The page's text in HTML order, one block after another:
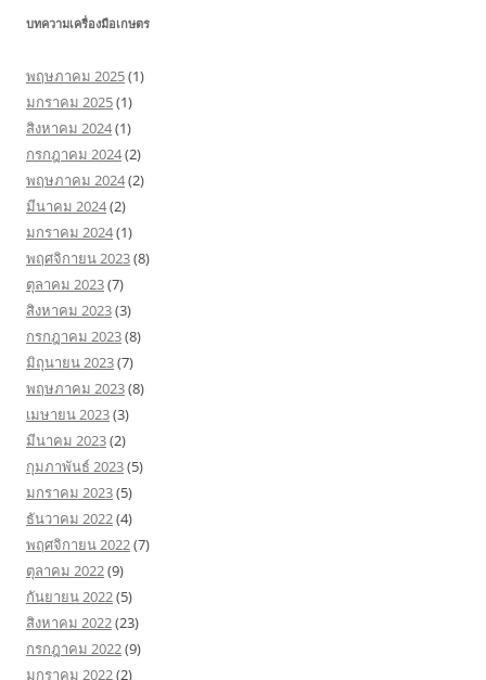
บทความเครื่องมือเกษตร
พฤษภาคม 2025(1)
มกราคม 2025(1)
สิงหาคม 2024(1)
กรกฎาคม 2024(2)
พฤษภาคม 2024(2)
มีนาคม 2024(2)
มกราคม 2024(1)
พฤศจิกายน 2023(8)
ตุลาคม 2023(7)
สิงหาคม 2023(3)
กรกฎาคม 2023(8)
มิถุนายน 2023(7)
พฤษภาคม 2023(8)
เมษายน 2023(3)
มีนาคม 2023(2)
กุมภาพันธ์ 2023(5)
มกราคม 2023(5)
ธันวาคม 2022(4)
พฤศจิกายน 2022(7)
ตุลาคม 2022(9)
กันยายน 2022(5)
สิงหาคม 2022(23)
กรกฎาคม 2022(9)
มกราคม 2022(2)